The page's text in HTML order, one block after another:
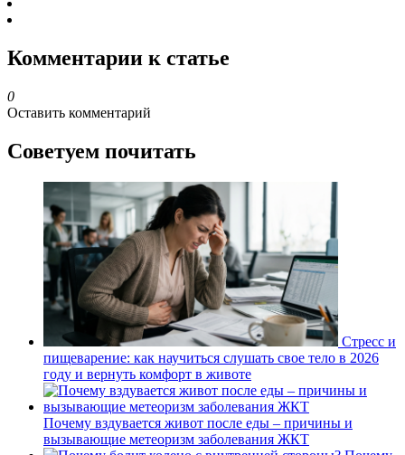
Комментарии к статье
0
Оставить комментарий
Советуем почитать
Стресс и
пищеварение: как научиться слушать свое тело в 2026
году и вернуть комфорт в животе
Почему вздувается живот после еды – причины и
вызывающие метеоризм заболевания ЖКТ